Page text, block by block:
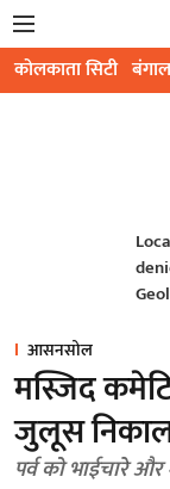
कोलकाता सिटी बंगाल
आसनसोल
मस्जिद
जुलूस
पर्व को भाईचारे और